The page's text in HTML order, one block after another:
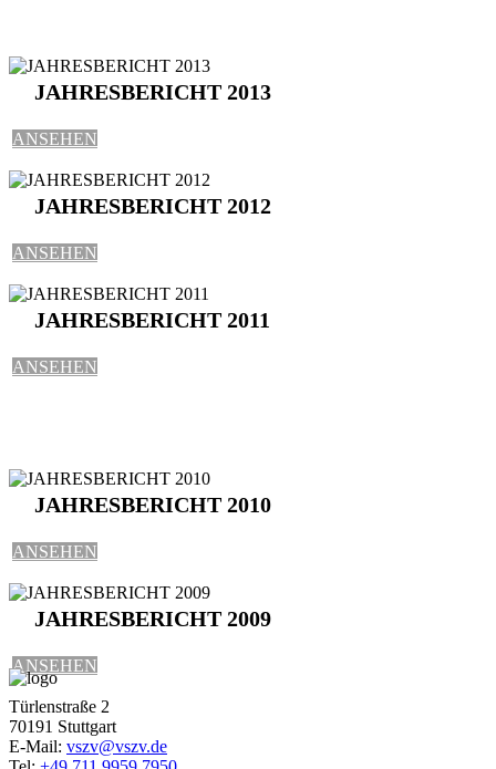
JAHRESBERICHT 2013
ANSEHEN
JAHRESBERICHT 2012
ANSEHEN
JAHRESBERICHT 2011
ANSEHEN
JAHRESBERICHT 2010
ANSEHEN
JAHRESBERICHT 2009
ANSEHEN
Türlenstraße 2
70191 Stuttgart
E-Mail: vszv@vszv.de